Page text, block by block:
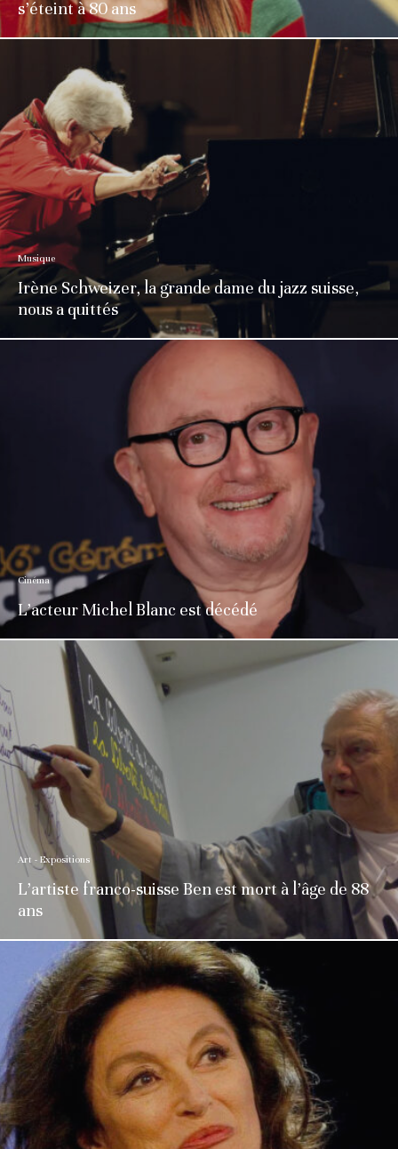
s’éteint à 80 ans
Musique
Irène Schweizer, la grande dame du jazz suisse,
nous a quittés
Cinéma
L’acteur Michel Blanc est décédé
Art - Expositions
L’artiste franco-suisse Ben est mort à l’âge de 88
ans